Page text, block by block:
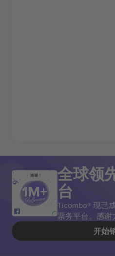
谢谢！ 全球领
台
Ticombo® 现已
票务平台。感谢
开始